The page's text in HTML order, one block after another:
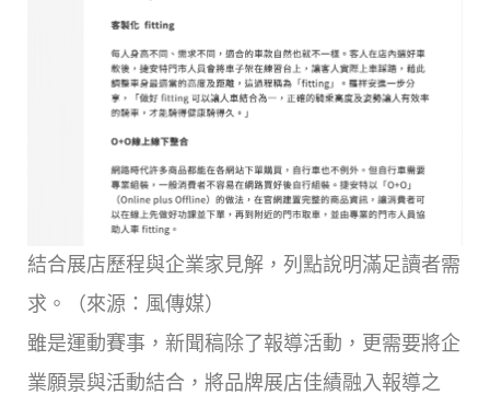
結合展店歷程與企業家見解，列點說明滿足讀者需
求。（來源：風傳媒）
雖是運動賽事，新聞稿除了報導活動，更需要將企
業願景與活動結合，將品牌展店佳績融入報導之